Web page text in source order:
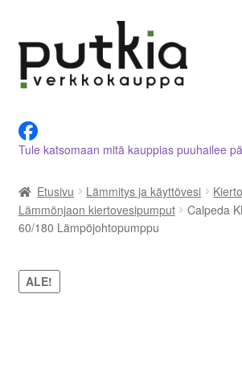
navigointiin
sisältöön
Tietoja meistä
Asiakastilini
Ostoskori
Kassalle
Tule katsomaan mitä kauppias puuhailee
Etusivu Lämmitys ja käyttövesi
Lämmönjaon kiertovesipumput
Calpeda
60/180 Lämpöjohtopumppu
ALE!